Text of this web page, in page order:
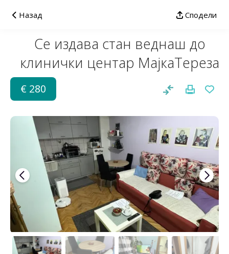
Назад Сподели
Се издава стан веднаш до
клинички центар МајкаТереза
€ 280